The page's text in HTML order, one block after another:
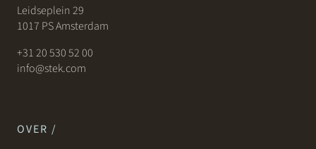
Leidseplein 29
1017 PS Amsterdam
+31 20 530 52 00
info@stek.com
OVER /